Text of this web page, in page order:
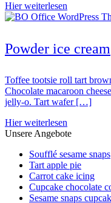
Hier weiterlesen
Powder ice cream
Toffee tootsie roll tart
Chocolate macaroon
jelly-o. Tart wafer […]
Hier weiterlesen
Unsere Angebote
Soufflé sesame snaps
Tart apple pie
Carrot cake icing
Cupcake chocolate
Sesame snaps